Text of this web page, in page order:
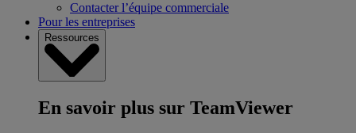
Contacter l’équipe commerciale
Pour les entreprises
Ressources
En savoir plus sur TeamViewer